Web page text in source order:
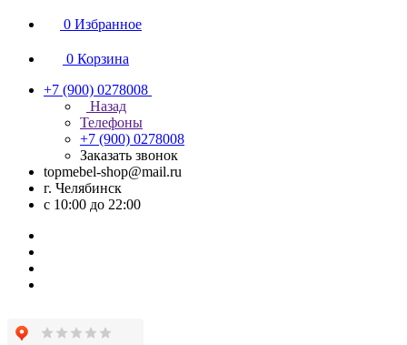
0 Избранное
0 Корзина
+7 (900) 0278008
Назад
Телефоны
+7 (900) 0278008
Заказать звонок
topmebel-shop@mail.ru
г. Челябинск
с 10:00 до 22:00